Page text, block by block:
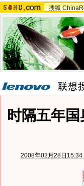
搜狐
时隔五年
2008年02月28日15:34